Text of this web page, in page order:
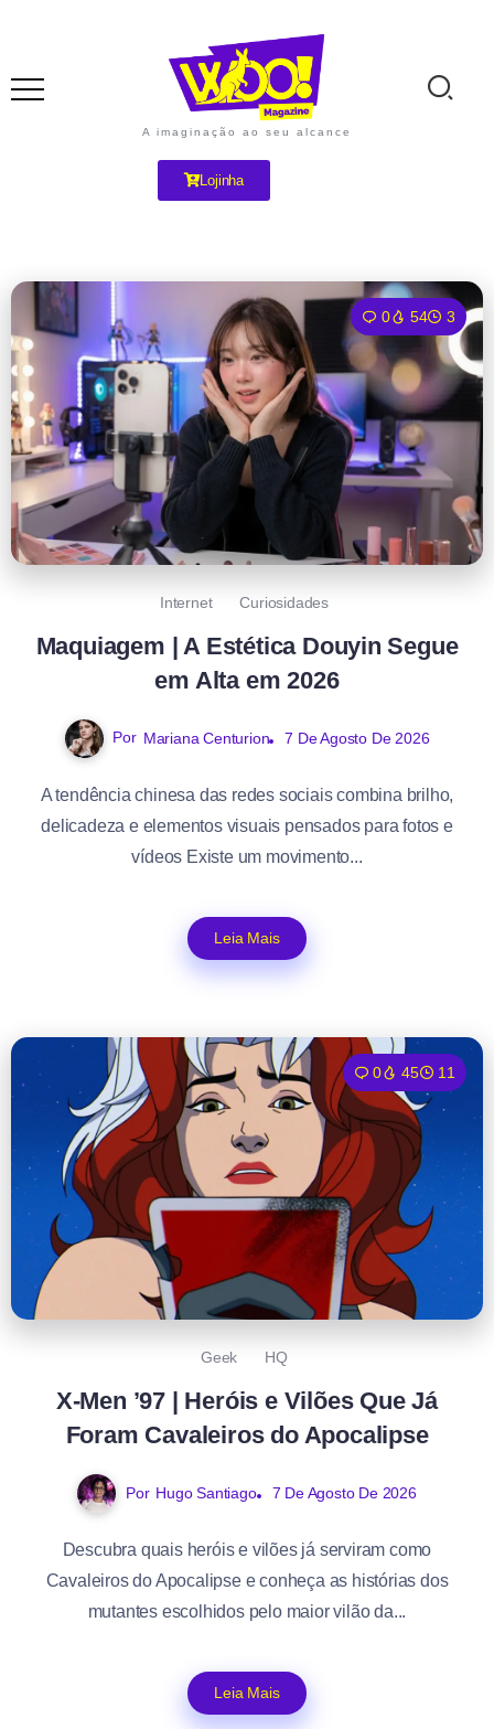
A imaginação ao seu alcance
Lojinha
0 54 3
Internet Curiosidades
Maquiagem | A Estética Douyin Segue
em Alta em 2026
Por Mariana Centurion 7 De Agosto De 2026
A tendência chinesa das redes sociais combina brilho,
delicadeza e elementos visuais pensados para fotos e
vídeos Existe um movimento...
Leia Mais
0 45 11
Geek HQ
X-Men ’97 | Heróis e Vilões Que Já
Foram Cavaleiros do Apocalipse
Por Hugo Santiago 7 De Agosto De 2026
Descubra quais heróis e vilões já serviram como
Cavaleiros do Apocalipse e conheça as histórias dos
mutantes escolhidos pelo maior vilão da...
Leia Mais